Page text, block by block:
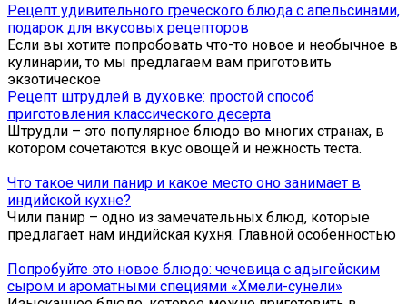
Рецепт удивительного греческого блюда с апельсинами,
подарок для вкусовых рецепторов
Если вы хотите попробовать что-то новое и необычное в
кулинарии, то мы предлагаем вам приготовить
экзотическое
Рецепт штрудлей в духовке: простой способ
приготовления классического десерта
Штрудли – это популярное блюдо во многих странах, в
котором сочетаются вкус овощей и нежность теста.
Что такое чили панир и какое место оно занимает в
индийской кухне?
Чили панир – одно из замечательных блюд, которые
предлагает нам индийская кухня. Главной особенностью
Попробуйте это новое блюдо: чечевица с адыгейским
сыром и ароматными специями «Хмели-сунели»